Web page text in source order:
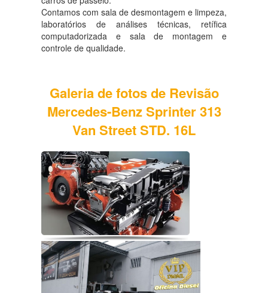
Contamos com sala de desmontagem e limpeza,
laboratórios de análises técnicas, retífica
computadorizada e sala de montagem e
controle de qualidade.
Galeria de fotos de Revisão
Mercedes-Benz Sprinter 313
Van Street STD. 16L